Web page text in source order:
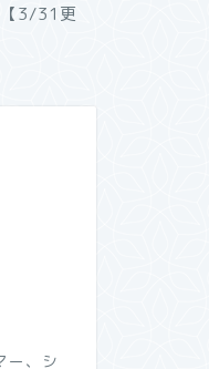
3/31更
ー、シ